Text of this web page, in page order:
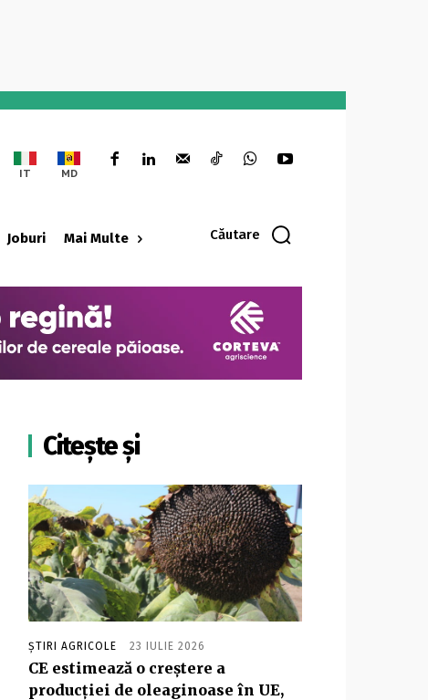
IT MD
Joburi Mai Multe Căutare
Citește și
ȘTIRI AGRICOLE 23 IULIE 2026
CE estimează o creștere a
producției de oleaginoase în UE,